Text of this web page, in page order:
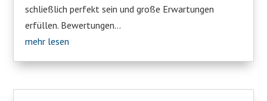
schließlich perfekt sein und große Erwartungen
erfüllen. Bewertungen...
mehr lesen